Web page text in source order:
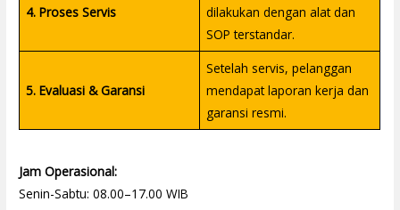
4. Proses Servis
dilakukan dengan alat dan
SOP terstandar.
5. Evaluasi & Garansi
Setelah servis, pelanggan
mendapat laporan kerja dan
garansi resmi.
Jam Operasional:
Senin-Sabtu: 08.00–17.00 WIB